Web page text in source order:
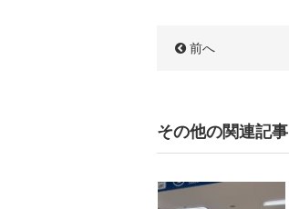
前へ
その他の関連記事